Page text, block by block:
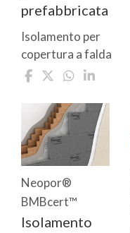
prefabbricata
Isolamento per
copertura a falda
Neopor®
BMBcert™
Isolamento